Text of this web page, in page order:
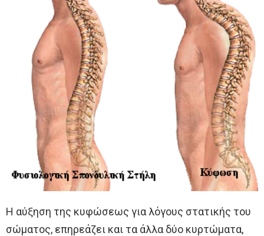
Η αύξηση της κυφώσεως για λόγους στατικής του
σώματος, επηρεάζει και τα άλλα δύο κυρτώματα,